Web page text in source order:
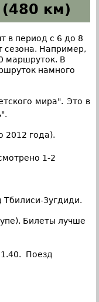
км)
в период с 6 до 8
сезона. Например,
маршруток. В
намного
мира". Это в
2012 года).
1-2
Тбилиси-Зугдиди.
Билеты лучше
Поезд